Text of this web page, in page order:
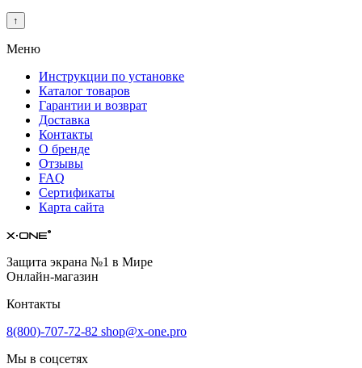
↑
Меню
Инструкции по установке
Каталог товаров
Гарантии и возврат
Доставка
Контакты
О бренде
Отзывы
FAQ
Сертификаты
Карта сайта
Защита экрана №1 в Мире
Онлайн-магазин
Контакты
8(800)-707-72-82 shop@x-one.pro
Мы в соцсетях